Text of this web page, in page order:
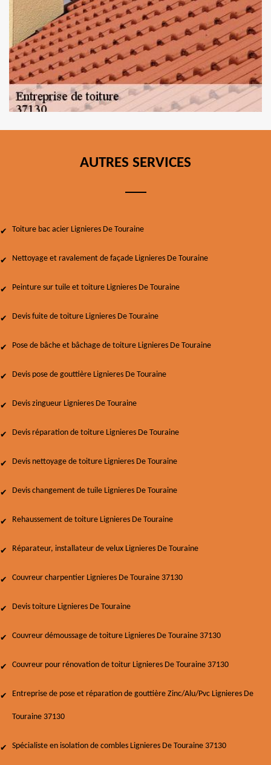
AUTRES SERVICES
Toiture bac acier Lignieres De Touraine
Nettoyage et ravalement de façade Lignieres De Touraine
Peinture sur tuile et toiture Lignieres De Touraine
Devis fuite de toiture Lignieres De Touraine
Pose de bâche et bâchage de toiture Lignieres De Touraine
Devis pose de gouttière Lignieres De Touraine
Devis zingueur Lignieres De Touraine
Devis réparation de toiture Lignieres De Touraine
Devis nettoyage de toiture Lignieres De Touraine
Devis changement de tuile Lignieres De Touraine
Rehaussement de toiture Lignieres De Touraine
Réparateur, installateur de velux Lignieres De Touraine
Couvreur charpentier Lignieres De Touraine 37130
Devis toiture Lignieres De Touraine
Couvreur démoussage de toiture Lignieres De Touraine 37130
Couvreur pour rénovation de toitur Lignieres De Touraine 37130
Entreprise de pose et réparation de gouttière Zinc/Alu/Pvc Lignieres De
Touraine 37130
Spécialiste en isolation de combles Lignieres De Touraine 37130